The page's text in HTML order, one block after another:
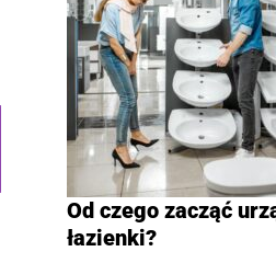
Od czego zacząć
łazienki?